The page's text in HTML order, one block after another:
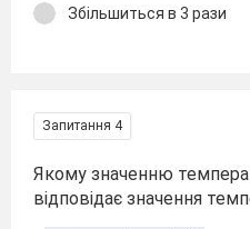
Збільшиться в 3 рази
Запитання 4
Якому значенню
відповідає значення